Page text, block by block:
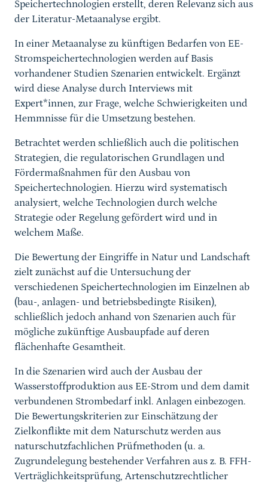
Speichertechnologien erstellt, deren Relevanz sich aus
der Literatur-Metaanalyse ergibt.
In einer Metaanalyse zu künftigen Bedarfen von EE-
Stromspeichertechnologien werden auf Basis
vorhandener Studien Szenarien entwickelt. Ergänzt
wird diese Analyse durch Interviews mit
Expert*innen, zur Frage, welche Schwierigkeiten und
Hemmnisse für die Umsetzung bestehen.
Betrachtet werden schließlich auch die politischen
Strategien, die regulatorischen Grundlagen und
Fördermaßnahmen für den Ausbau von
Speichertechnologien. Hierzu wird systematisch
analysiert, welche Technologien durch welche
Strategie oder Regelung gefördert wird und in
welchem Maße.
Die Bewertung der Eingriffe in Natur und Landschaft
zielt zunächst auf die Untersuchung der
verschiedenen Speichertechnologien im Einzelnen ab
(bau-, anlagen- und betriebsbedingte Risiken),
schließlich jedoch anhand von Szenarien auch für
mögliche zukünftige Ausbaupfade auf deren
flächenhafte Gesamtheit.
In die Szenarien wird auch der Ausbau der
Wasserstoffproduktion aus EE-Strom und dem damit
verbundenen Strombedarf inkl. Anlagen einbezogen.
Die Bewertungskriterien zur Einschätzung der
Zielkonflikte mit dem Naturschutz werden aus
naturschutzfachlichen Prüfmethoden (u. a.
Zugrundelegung bestehender Verfahren aus z. B. FFH-
Verträglichkeitsprüfung, Artenschutzrechtlicher